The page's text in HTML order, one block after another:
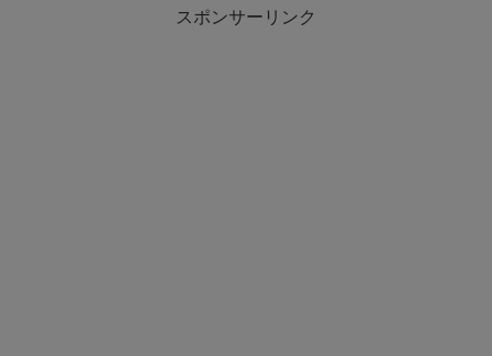
スポンサーリンク